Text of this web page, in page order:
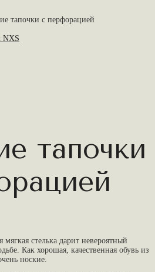
тапочки с перфорацией
тапочки
стелька дарит невероятный
Как хорошая, качественная обувь из
ноские.